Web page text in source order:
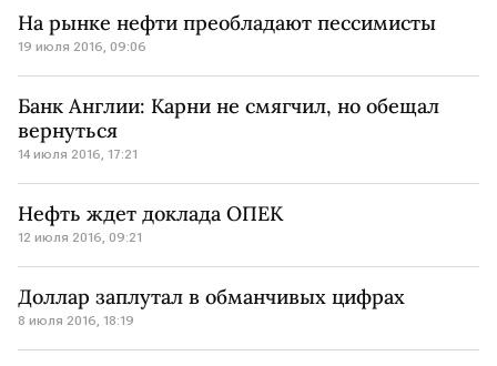
На рынке нефти преобладают пессимисты
19 июля 2016, 09:06
Банк Англии: Карни не смягчил, но обещал
вернуться
14 июля 2016, 17:21
Нефть ждет доклада ОПЕК
12 июля 2016, 09:21
Доллар заплутал в обманчивых цифрах
8 июля 2016, 18:19